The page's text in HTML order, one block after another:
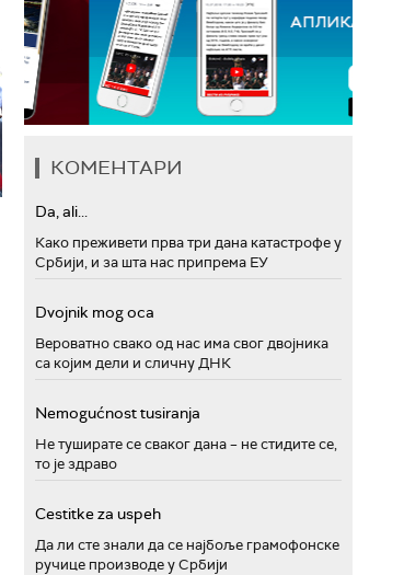
КОМЕНТАРИ
Da, ali...
Како преживети прва три дана катастрофе у
Србији, и за шта нас припрема ЕУ
Dvojnik mog oca
Вероватно свако од нас има свог двојника
са којим дели и сличну ДНК
Nemogućnost tusiranja
Не туширате се сваког дана – не стидите се,
то је здраво
Cestitke za uspeh
Да ли сте знали да се најбоље грамофонске
ручице производе у Србији